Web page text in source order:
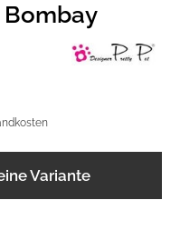
Variante